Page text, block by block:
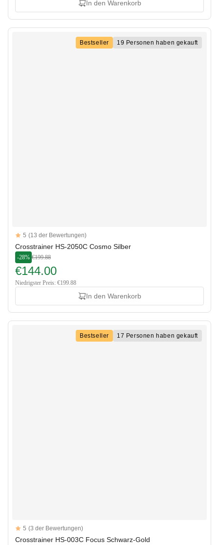
In den Warenkorb
Bestseller 19 Personen haben gekauft
Reviews
5 out of 5 stars
5 (13 der Bewertungen)
Crosstrainer HS-2050C Cosmo Silber
-28% €199.88
€144.00
Niedrigster Preis: €199.88
In den Warenkorb
Bestseller 17 Personen haben gekauft
Reviews
5 out of 5 stars
5 (3 der Bewertungen)
Crosstrainer HS-003C Focus Schwarz-Gold